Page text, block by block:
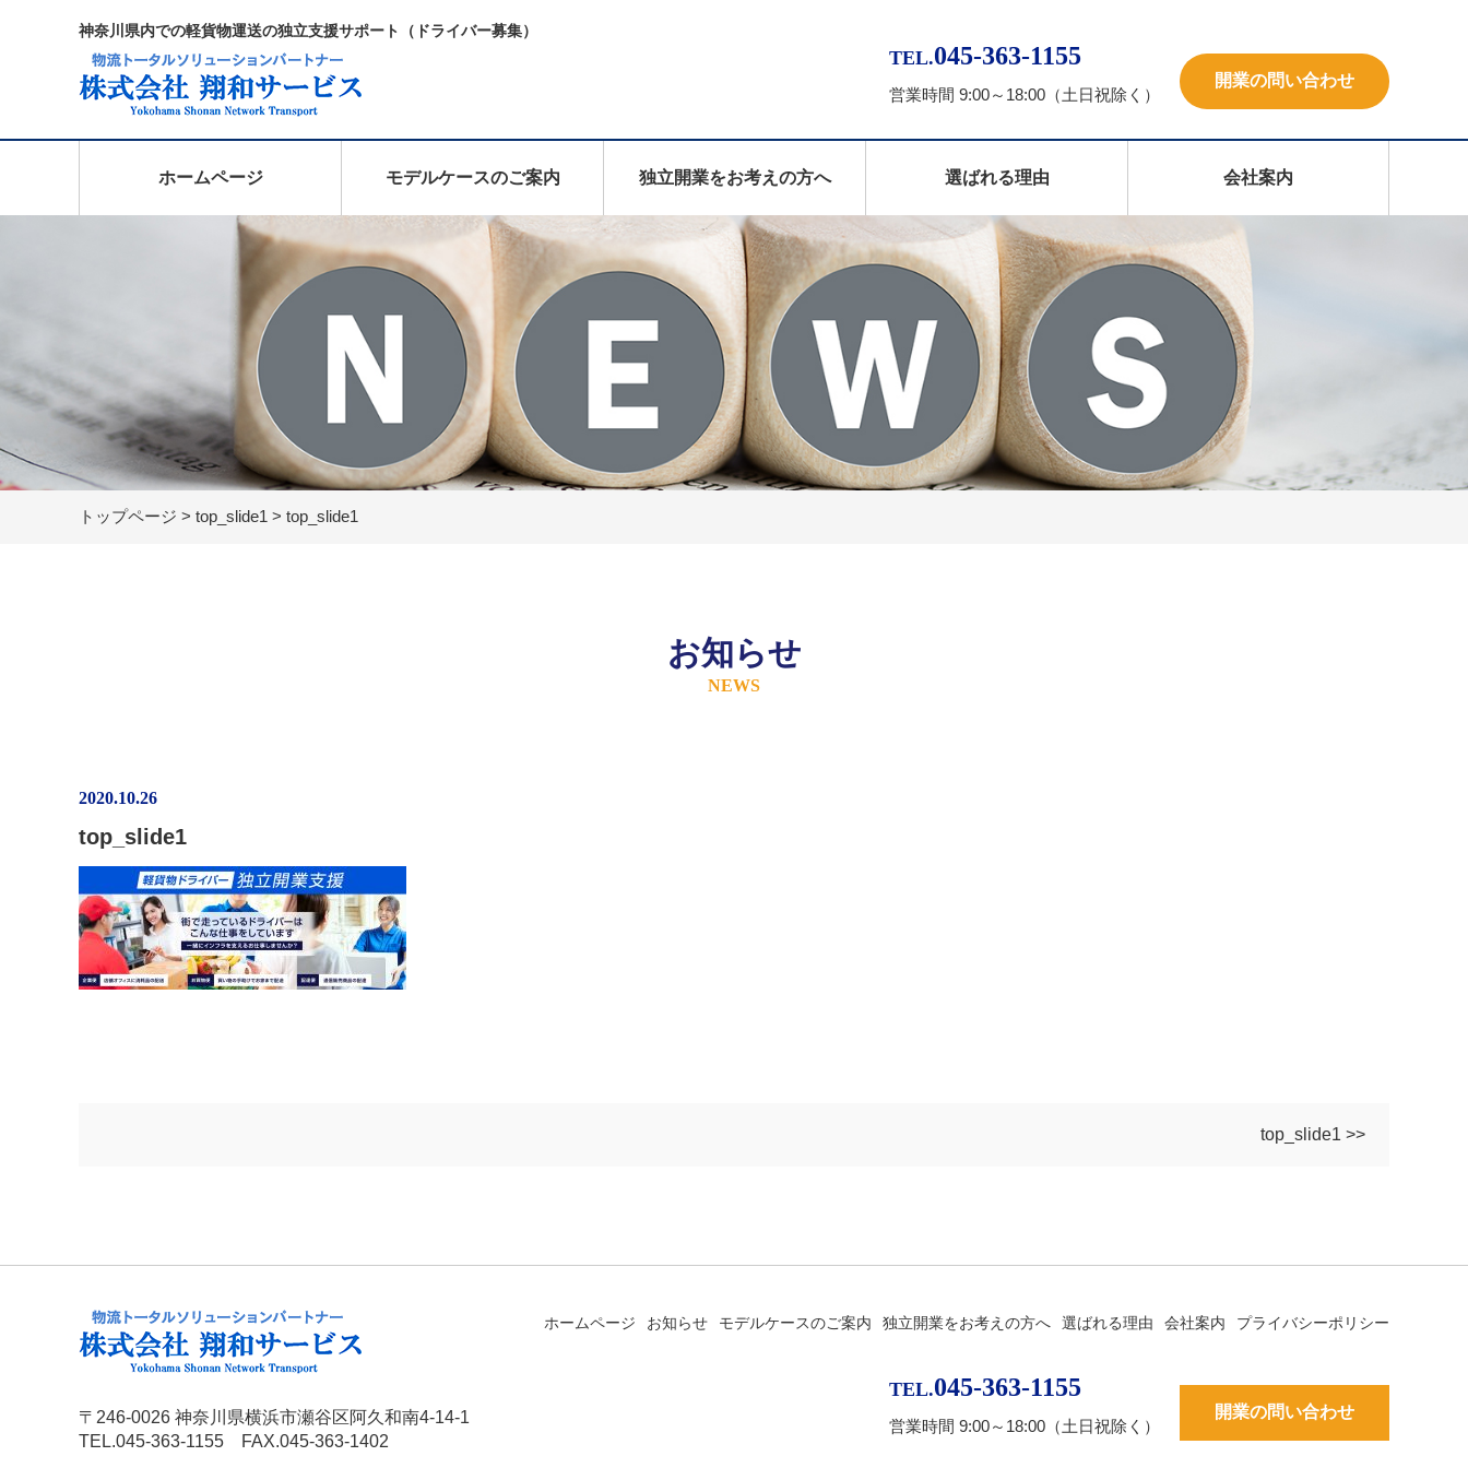
神奈川県内での軽貨物運送の独立支援サポート（ドライバー募集）
TEL.045-363-1155
営業時間 9:00～18:00（土日祝除く）
開業の問い合わせ
ホームページ モデルケースのご案内 独立開業をお考えの方へ 選ばれる理由 会社案内
トップページ > top_slide1 > top_slide1
お知らせ
NEWS
2020.10.26
top_slide1
top_slide1 >>
〒246-0026 神奈川県横浜市瀬谷区阿久和南4-14-1
TEL.045-363-1155 FAX.045-363-1402
ホームページ お知らせ モデルケースのご案内 独立開業をお考えの方へ 選ばれる理由 会社案内 プライバシーポリシー
TEL.045-363-1155
営業時間 9:00～18:00（土日祝除く）
開業の問い合わせ